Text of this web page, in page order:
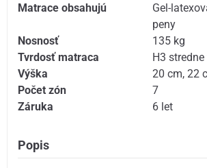
Matrace obsahujú
Gel-
peny
Nosnosť
135 kg
Tvrdosť matraca
H3
Výška
20 cm,22
Počet zón
7
Záruka
6 let
Popis